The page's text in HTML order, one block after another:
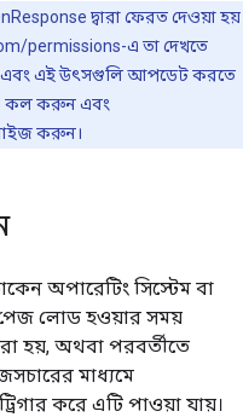
দ্বারা ফেরত দেওয়া হয়
permissions-এ তা দেখতে
এবং এই উৎসগুলি আপডেট করতে
কল করুন এবং
করুন।
অপারেটিং সিস্টেম বা
পেজ লোড হওয়ার সময়
হয়, অথবা পরবর্তীতে
মাধ্যমে
করে এটি পাওয়া যায়।